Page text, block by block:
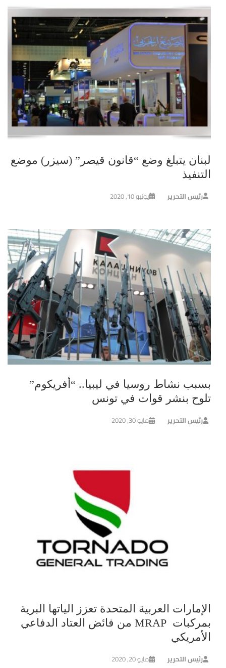
لبنان يتبلغ وضع “قانون قيصر” (سيزر) موضع
التنفيذ
رئيس التحرير يونيو 10, 2020
بسبب نشاط روسيا في ليبيا.. “أفريكوم”
تلوح بنشر قوات في تونس
رئيس التحرير مايو 30, 2020
الإمارات العربية المتحدة تعزز الياتها البرية
بمركبات MRAP من فائض العتاد الدفاعي
الأمريكي
رئيس التحرير مايو 20, 2020